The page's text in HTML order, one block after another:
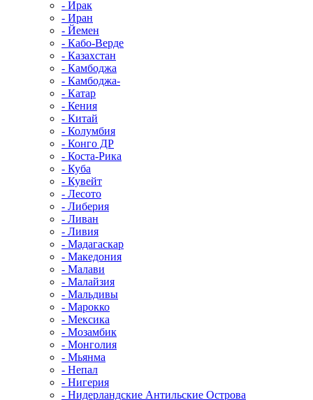
- Ирак
- Иран
- Йемен
- Кабо-Верде
- Казахстан
- Камбоджа
- Камбоджа-
- Катар
- Кения
- Китай
- Колумбия
- Конго ДР
- Коста-Рика
- Куба
- Кувейт
- Лесото
- Либерия
- Ливан
- Ливия
- Мадагаскар
- Македония
- Малави
- Малайзия
- Мальдивы
- Марокко
- Мексика
- Мозамбик
- Монголия
- Мьянма
- Непал
- Нигерия
- Нидерландские Антильские Острова